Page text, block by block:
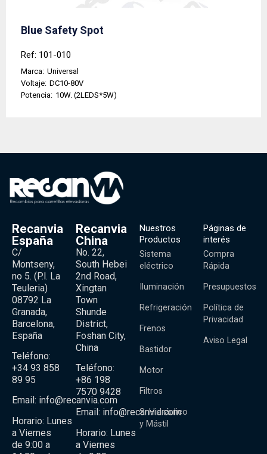
Blue Safety Spot
Ref: 101-010
Marca: Universal
Voltaje: DC10-80V
Potencia: 10W. (2LEDS*5W)
Recanvia
España
C/
Montseny,
no 5. (P.l. La
Teuleria)
08792 La
Granada,
Barcelona,
España
Teléfono:
+34 93 858
89 95
Email: info@recanvia.com
Horario: Lunes
a Viernes
de 9:00 a
Recanvia
China
No. 22,
South Hebei
2nd Road,
Xingtan
Town
Shunde
District,
Foshan City,
China
Teléfono:
+86 198
7570 9428
Email: info@recanvia.com
Horario: Lunes
a Viernes
Nuestros
Productos
Sistema
eléctrico
Iluminación
Refrigeración
Frenos
Bastidor
Motor
Filtros
S. Hidráulico
y Mástil
Páginas de
interés
Compra
Rápida
Presupuestos
Política de
Privacidad
Aviso Legal